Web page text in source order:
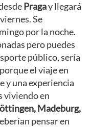
Pragay llegará
Se
por la noche.
pero puedes
público, sería
el viaje en
y una experiencia
viviendo en
Madeburg,
pensar en